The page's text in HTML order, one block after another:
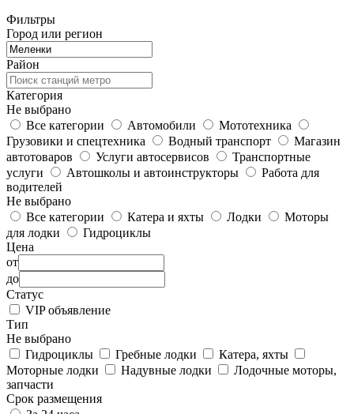
Фильтры
Город или регион
Район
Категория
Не выбрано
Все категории
Автомобили
Мототехника
Грузовики и спецтехника
Водный транспорт
Магазин
автотоваров
Услуги автосервисов
Транспортные
услуги
Автошколы и автоинструкторы
Работа для
водителей
Не выбрано
Все категории
Катера и яхты Лодки
Моторы
для лодки
Гидроциклы
Цена
от
до
Статус
VIP объявление
Тип
Не выбрано
Гидроциклы
Гребные лодки
Катера, яхты
Моторные лодки
Надувные лодки
Лодочные моторы,
запчасти
Срок размещения